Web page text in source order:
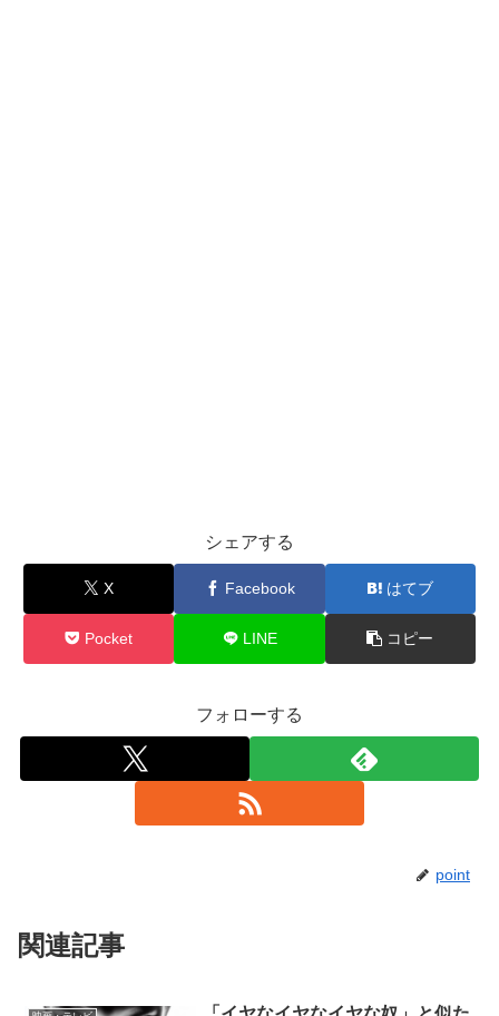
シェアする
X Facebook はてブ
Pocket LINE コピー
フォローする
point
関連記事